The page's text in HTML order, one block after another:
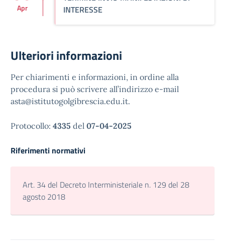
INTERESSE
Apr
Ulteriori informazioni
Per chiarimenti e informazioni, in ordine alla
procedura si può scrivere all’indirizzo e-mail
asta@istitutogolgibrescia.edu.it.
Protocollo: 4335 del 07-04-2025
Riferimenti normativi
Art. 34 del Decreto Interministeriale n. 129 del 28
agosto 2018